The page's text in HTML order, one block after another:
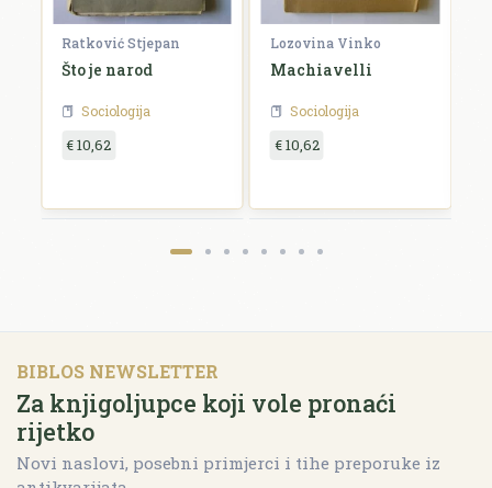
Ratković Stjepan
Što je narod
Sociologija
€ 10,62
Lozovina Vinko
Machiavelli
Sociologija
€ 10,62
BIBLOS NEWSLETTER
Za knjigoljupce koji vole pronaći
rijetko
Novi naslovi, posebni primjerci i tihe preporuke iz